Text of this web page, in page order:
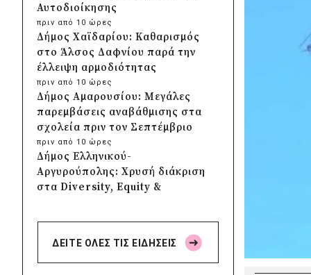
Αυτοδιοίκησης
πριν από 10 ώρες
Δήμος Χαϊδαρίου: Καθαρισμός
στο Άλσος Δαφνίου παρά την
έλλειψη αρμοδιότητας
πριν από 10 ώρες
Δήμος Αμαρουσίου: Μεγάλες
παρεμβάσεις αναβάθμισης στα
σχολεία πριν τον Σεπτέμβριο
πριν από 10 ώρες
Δήμος Ελληνικού-
Αργυρούπολης: Χρυσή διάκριση
στα Diversity, Equity &
240 αντικείμενα
απομακρύνθηκαν από
ΔΕΙΤΕ ΟΛΕΣ ΤΙΣ ΕΙΔΗΣΕΙΣ